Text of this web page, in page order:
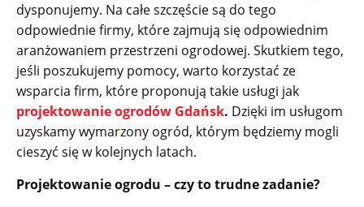
dysponujemy. Na całe szczęście są do tego
odpowiednie firmy, które zajmują się odpowiednim
aranżowaniem przestrzeni ogrodowej. Skutkiem tego,
jeśli poszukujemy pomocy, warto korzystać ze
wsparcia firm, które proponują takie usługi jak
projektowanie ogrodów Gdańsk. Dzięki im usługom
uzyskamy wymarzony ogród, którym będziemy mogli
cieszyć się w kolejnych latach.
Projektowanie ogrodu – czy to trudne zadanie?